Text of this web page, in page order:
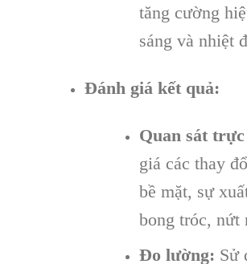
tăng cường
sáng và nhiệt
Đánh giá kết quả:
Quan sát
giá các thay
bề mặt, sự
bong tróc, nứt
Đo lường: Sử